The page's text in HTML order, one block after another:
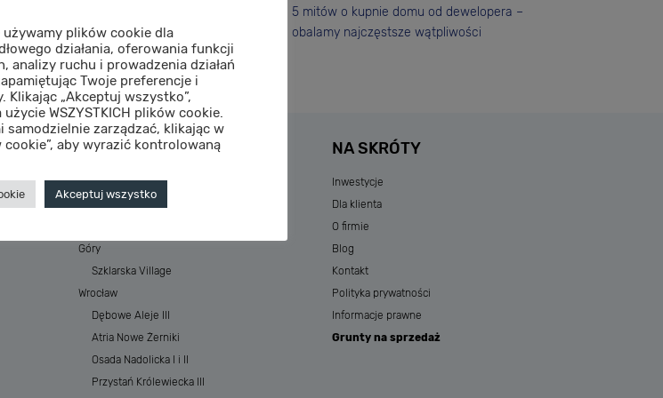
5 mitów o kupnie domu od dewelopera –
obalamy najczęstsze wątpliwości
MIASTA
Morze
Góry
Szklarska Village
Wrocław
Dębowe Aleje III
Atria Nowe Żerniki
Osada Nadolicka I i II
Przystań Królewiecka III
NA SKRÓTY
Inwestycje
Dla klienta
O firmie
Blog
Kontakt
Polityka prywatności
Informacje prawne
Grunty na sprzedaż
używamy plików cookie dla
działania, oferowania funkcji
analizy ruchu i prowadzenia działań
Twoje preferencje i
Klikając „Akceptuj wszystko”,
WSZYSTKICH plików cookie.
samodzielnie zarządzać, klikając w
cookie”, aby wyrazić kontrolowaną
Akceptuj wszystko